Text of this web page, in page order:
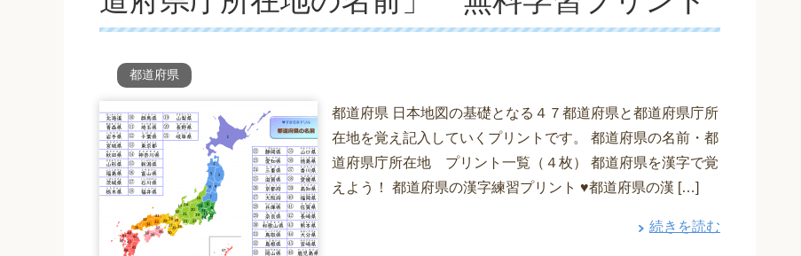
都道府県
都道府県 日本地図の基礎となる４７都道府県と都道府県庁所
在地を覚え記入していくプリントです。 都道府県の名前・都
道府県庁所在地 プリント一覧（４枚） 都道府県を漢字で覚
えよう！ 都道府県の漢字練習プリント ♥都道府県の漢 […]
続きを読む